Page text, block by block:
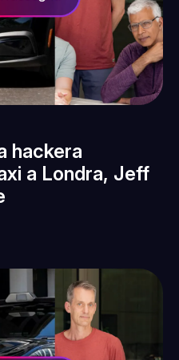
hackera
a Londra, Jeff